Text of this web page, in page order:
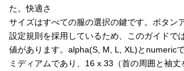
た。快適さ
サイズはすべての服の選択の鍵です。ボタン
設定規則を採用しているため、このガイドで
値があります。alpha(S, M, L, XL)とnumeric
ミディアムであり、16 x 33（首の周囲と袖丈